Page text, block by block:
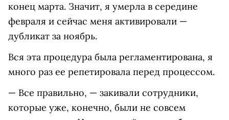
конец марта. Значит, я умерла в середине
февраля и сейчас меня активировали —
дубликат за ноябрь.
Вся эта процедура была регламентирована, я
много раз ее репетировала перед процессом.
— Все правильно, — закивали сотрудники,
которые уже, конечно, были не совсем